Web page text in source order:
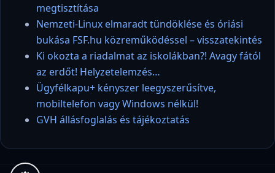
megtisztítása
Nemzeti-Linux elmaradt tündöklése és óriási
bukása FSF.hu közreműködéssel – visszatekintés
Ki okozta a riadalmat az iskolákban?! Avagy fától
az erdőt! Helyzetelemzés…
Ügyfélkapu+ kényszer leegyszerűsítve,
mobiltelefon vagy Windows nélkül!
GVH állásfoglalás és tájékoztatás